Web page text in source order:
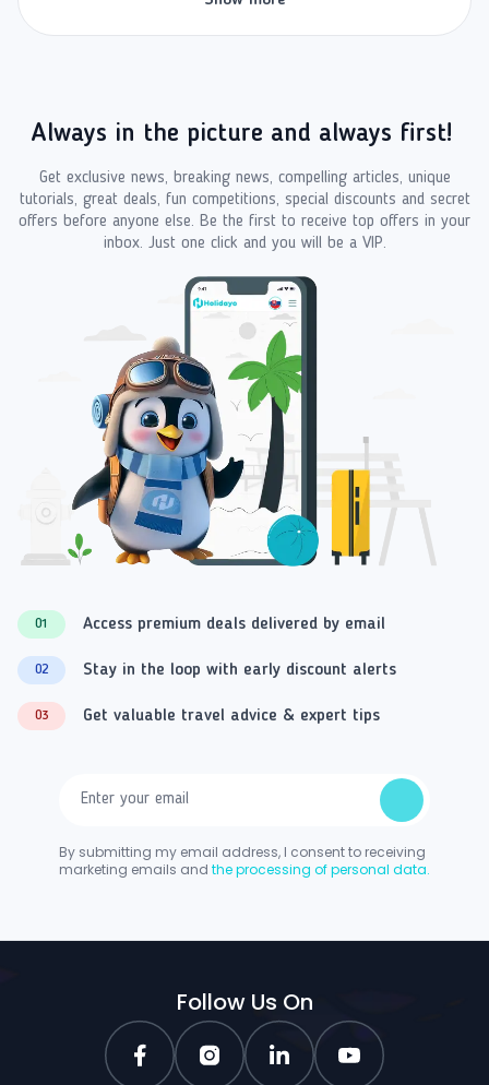
Always in the picture and always first!
Get exclusive news, breaking news, compelling articles, unique
tutorials, great deals, fun competitions, special discounts and secret
offers before anyone else. Be the first to receive top offers in your
inbox. Just one click and you will be a VIP.
01 Access premium deals delivered by email
02 Stay in the loop with early discount alerts
03 Get valuable travel advice & expert tips
By submitting my email address, I consent to receiving
marketing emails and the processing of personal data.
Follow Us On